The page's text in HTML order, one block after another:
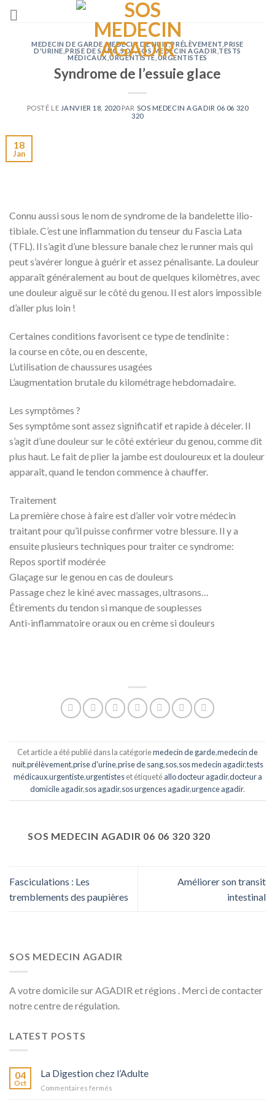
Passer
MEDECIN DE GARDE,MEDECIN DE NUIT,PRÉLÈVEMENT ,PRISE
D'URINE ,PRISE DE SANG ,SOS,SOS MEDECIN AGADIR TESTS
MÉDICAUX ,URGENTISTE URGENTISTES
Syndrome de l’essuie glace
POSTÉ LE JANVIER 18, 2020PAR SOS MEDECIN AGADIR 06 06 320
320
18
Jan
Connu aussi sous le nom de syndrome de la bandelette ilio-
tibiale. C’est une inflammation du tenseur du Fascia Lata
(TFL). Il s’agit d’une blessure banale chez le runner mais qui
peut s’avérer longue à guérir et assez pénalisante. La douleur
apparaît généralement au bout de quelques kilomètres, avec
une douleur aiguë sur le côté du genou. Il est alors impossible
d’aller plus loin !
Certaines conditions favorisent ce type de tendinite :
la course en côte, ou en descente,
L’utilisation de chaussures usagées
L’augmentation brutale du kilométrage hebdomadaire.
Les symptômes ?
Ses symptôme sont assez significatif et rapide à déceler. Il
s’agit d’une douleur sur le côté extérieur du genou, comme dit
plus haut. Le fait de plier la jambe est douloureux et la douleur
apparaît, quand le tendon commence à chauffer.
Traitement
La première chose à faire est d’aller voir votre médecin
traitant pour qu’il puisse confirmer votre blessure. Il y a
ensuite plusieurs techniques pour traiter ce syndrome:
Repos sportif modérée
Glaçage sur le genou en cas de douleurs
Passage chez le kiné avec massages, ultrasons…
Étirements du tendon si manque de souplesses
Anti-inflammatoire oraux ou en crème si douleurs
Cet article a été publié dans la catégoriemedecin de garde,medecin de
nuit,prélèvement,prise d'urine,prise de sang,sos,sos medecin agadir,tests
médicaux,urgentiste,urgentisteset étiquetéallo docteur agadir,docteur a
domicile agadir,sos agadir,sos urgences agadir,urgence agadir.
SOS MEDECIN AGADIR 06 06 320 320
Fasciculations : Les
tremblements des paupières
Améliorer son transit
intestinal
SOS MEDECIN AGADIR
A votre domicile sur AGADIR et régions . Merci de contacter
notre centre de régulation.
LATEST POSTS
04
Oct
La Digestion chez l’Adulte
Commentaires fermés